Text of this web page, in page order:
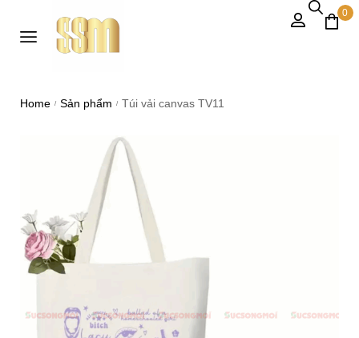
0
Home / Sản phẩm / Túi vải canvas TV11